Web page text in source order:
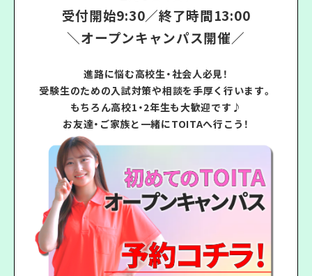
受付開始9:30／終了時間13:00
＼オープンキャンパス開催／
進路に悩む高校生・社会人必見！
受験生のための入試対策や相談を手厚く行います。
もちろん高校1・2年生も大歓迎です♪
お友達・ご家族と一緒にTOITAへ行こう！